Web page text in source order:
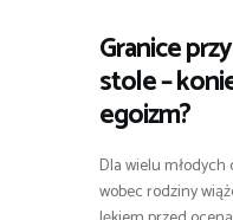
Granice
stole –
egoizm?
Dla wielu
wobec rodziny